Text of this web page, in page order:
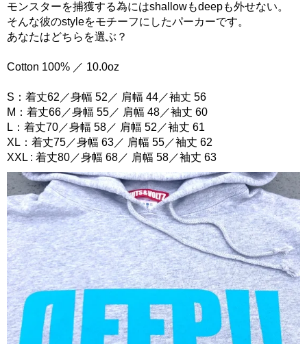
モンスターを捕獲する為にはshallowもdeepも外せない。
そんな彼のstyleをモチーフにしたパーカーです。
あなたはどちらを選ぶ？
Cotton 100% ／ 10.0oz
S：着丈62／身幅 52／ 肩幅 44／袖丈 56
M：着丈66／身幅 55／ 肩幅 48／袖丈 60
L：着丈70／身幅 58／ 肩幅 52／袖丈 61
XL：着丈75／身幅 63／ 肩幅 55／袖丈 62
XXL : 着丈80／身幅 68／ 肩幅 58／袖丈 63